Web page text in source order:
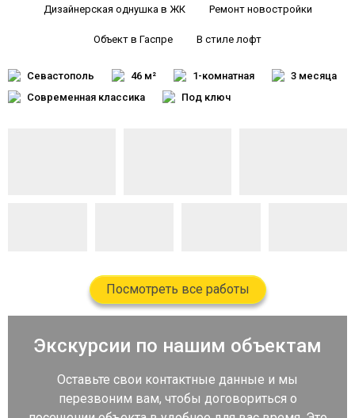
Дизайнерская однушка в ЖК Ремонт новостройки
Объект в Гаспре В стиле лофт
Севастополь 46 м² 1-комнатная
3 месяца
Современная классика
Под ключ
Посмотреть все работы
Экскурсии по нашим объектам
Оставьте свои контактные данные и мы
перезвоним вам, чтобы договориться о